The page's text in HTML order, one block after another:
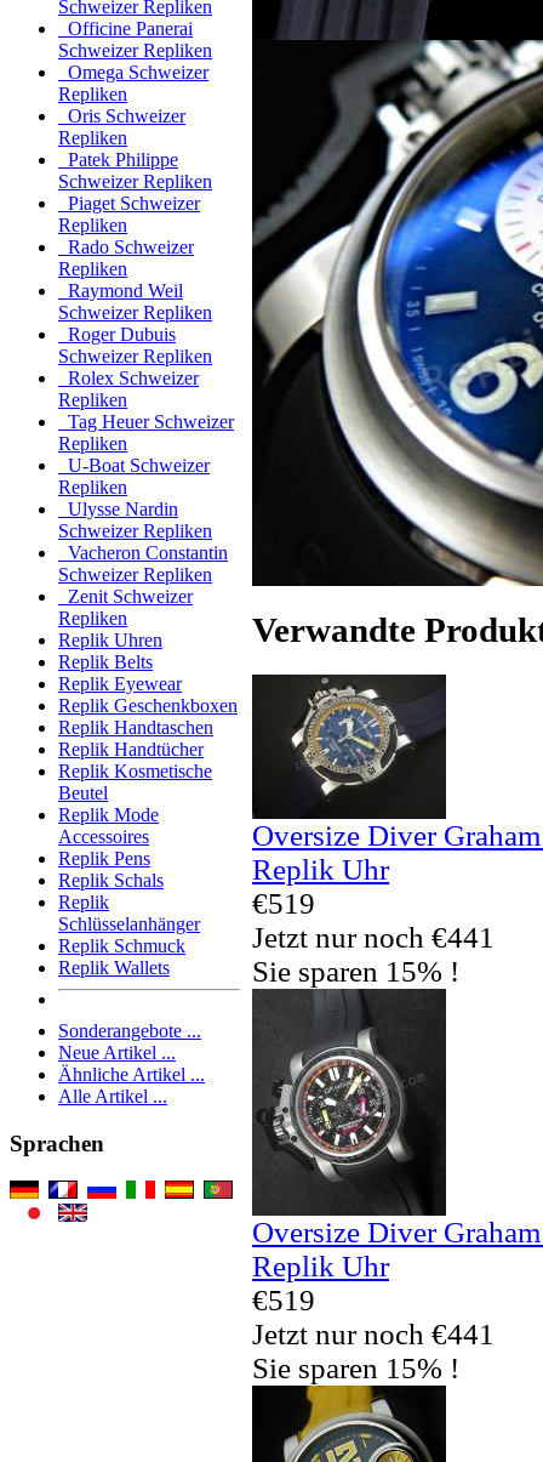
Schweizer Repliken
Officine Panerai
Schweizer Repliken
Omega Schweizer
Repliken
Oris Schweizer
Repliken
Patek Philippe
Schweizer Repliken
Piaget Schweizer
Repliken
Rado Schweizer
Repliken
Raymond Weil
Schweizer Repliken
Roger Dubuis
Schweizer Repliken
Rolex Schweizer
Repliken
Tag Heuer Schweizer
Repliken
U-Boat Schweizer
Repliken
Ulysse Nardin
Schweizer Repliken
Vacheron Constantin
Schweizer Repliken
Zenit Schweizer
Repliken
Replik Uhren
Replik Belts
Replik Eyewear
Replik Geschenkboxen
Replik Handtaschen
Replik Handtücher
Replik Kosmetische
Beutel
Replik Mode
Accessoires
Replik Pens
Replik Schals
Replik
Schlüsselanhänger
Replik Schmuck
Replik Wallets
Sonderangebote ...
Neue Artikel ...
Ähnliche Artikel ...
Alle Artikel ...
Sprachen
Verwandte
Oversize Diver
Replik Uhr
€519
Jetzt nur noch €441
Sie sparen 15% !
Oversize Diver
Replik Uhr
€519
Jetzt nur noch €441
Sie sparen 15% !